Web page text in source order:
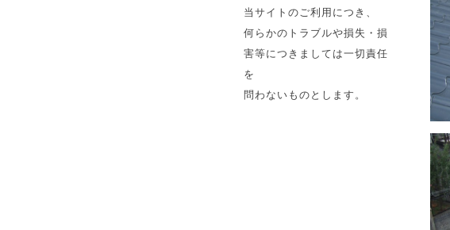
当サイトのご利用につき、
何らかのトラブルや損失・損
害等につきましては一切責任
を
問わないものとします。